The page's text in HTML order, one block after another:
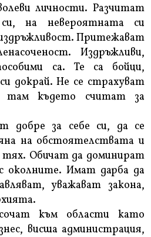
личности. Разчитат
на невероятната си
издръжливост. Притежават
Издръжливи,
са. Те са бойци,
докрай. Не се страхуват
там където считат за
добре за себе си, да се
на обстоятелствата и
тях. Обичат да доминират
околните. Имат дарба да
уважават закона,
към области като
висша администрация,